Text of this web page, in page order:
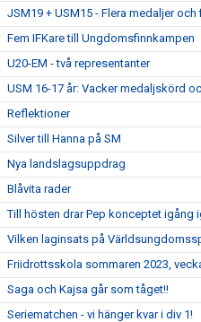
JSM19 + USM15 - Flera medaljer
Fem IFKare till Ungdomsfinnkampen
U20-EM - två representanter
USM 16-17 år: Vacker medaljskörd
Reflektioner
Silver till Hanna på SM
Nya landslagsuppdrag
Blåvita rader
Till hösten drar Pep konceptet igång
Vilken laginsats på
Friidrottsskola sommaren 2023,
Saga och Kajsa går som tåget!!
Seriematchen - vi hänger kvar i div 1!